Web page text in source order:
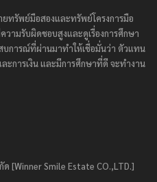
ทรัพย์มือสองและทรัพย์โครงการมือ
วามรับผิดชอบสูงและดูเรื่องการศึกษา
บการณ์ที่ผ่านมาทำให้เชื่อมั่นว่า ตัวแทน
ะการเงิน และมีการศึกษาที่ดี จะทำงาน
[Winner Smile Estate CO.,LTD.]